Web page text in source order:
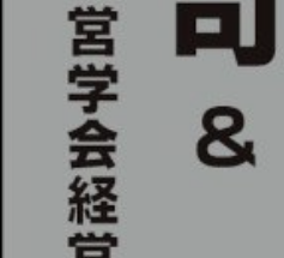
メッセージ
パブリシティ